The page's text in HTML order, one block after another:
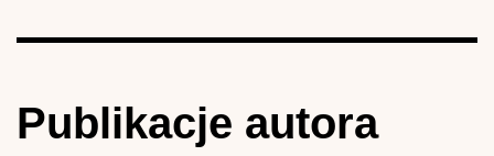
Publikacje autora